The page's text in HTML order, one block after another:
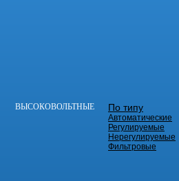
ВЫСОКОВОЛЬТНЫЕ По типу
Автоматические
Регулируемые
Нерегулируемые
Фильтровые